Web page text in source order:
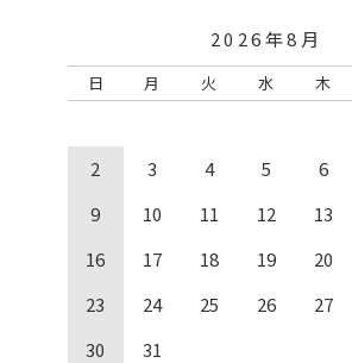
ド番号、銀行口座などのお支払情報を利用
個人情報の管理について
当社は、お客様の個人情報の入手にあた
手段によって行い、不正な方法により入
ちろん、個人情報の主体である本人から
事項を公表します。
報について、提供者が本人から適正に入
かどうかを確認し、契約上の手当てをし
2026年8月
日 月 火 水 木
2
3 4 5 6
9
10 11 12 13
16
17 18 19 20
23
24 25 26 27
30
31